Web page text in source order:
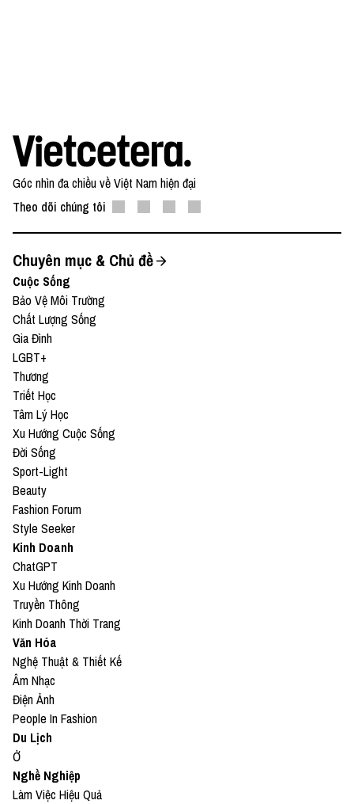
Góc nhìn đa chiều về Việt Nam hiện đại
Theo dõi chúng tôi
Chuyên mục & Chủ đề
Cuộc Sống
Bảo Vệ Môi Trường
Chất Lượng Sống
Gia Đình
LGBT+
Thương
Triết Học
Tâm Lý Học
Xu Hướng Cuộc Sống
Đời Sống
Sport-Light
Beauty
Fashion Forum
Style Seeker
Kinh Doanh
ChatGPT
Xu Hướng Kinh Doanh
Truyền Thông
Kinh Doanh Thời Trang
Văn Hóa
Nghệ Thuật & Thiết Kế
Âm Nhạc
Điện Ảnh
People In Fashion
Du Lịch
Ở
Nghề Nghiệp
Làm Việc Hiệu Quả